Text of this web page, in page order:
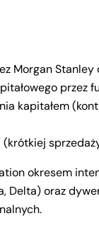
Morgan Stanley
przez
kapitałem
okresem
Delta) oraz